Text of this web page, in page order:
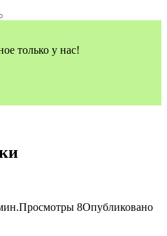
только у нас!
Просмотры 8Опубликовано